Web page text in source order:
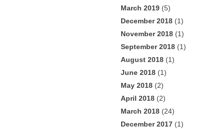
March 2019 (5)
December 2018 (1)
November 2018 (1)
September 2018 (1)
August 2018 (1)
June 2018 (1)
May 2018 (2)
April 2018 (2)
March 2018 (24)
December 2017 (1)